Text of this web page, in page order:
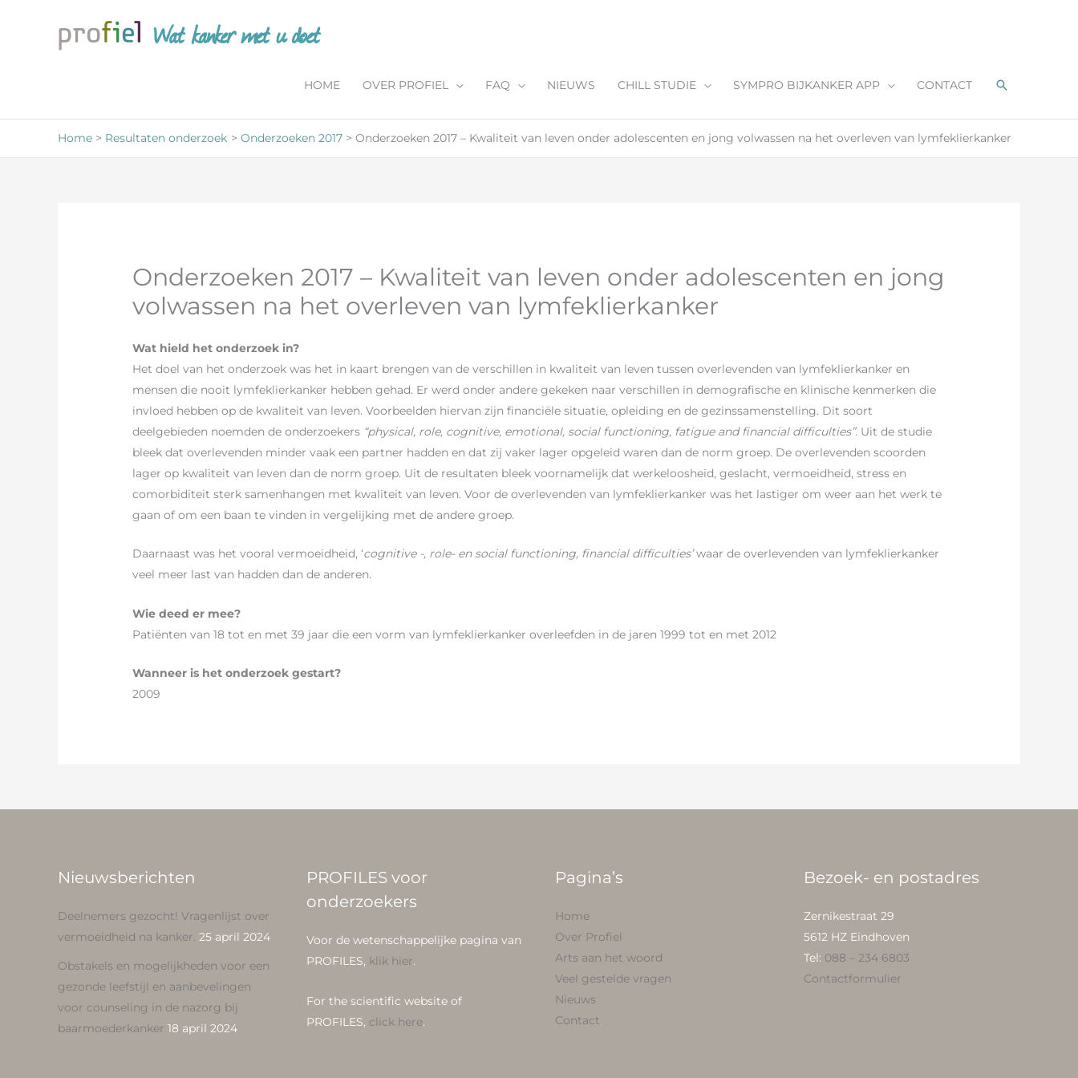
Wat kanker met u doet
HOME OVER PROFIEL FAQ NIEUWS CHILL STUDIE SYMPRO BIJKANKER APP CONTACT Zoeken
Home Resultaten onderzoek Onderzoeken 2017 Onderzoeken 2017 – Kwaliteit van leven onder adolescenten en jong volwassen na het overleven van lymfeklierkanker
Onderzoeken 2017 – Kwaliteit van leven onder adolescenten en jong
volwassen na het overleven van lymfeklierkanker
Wat hield het onderzoek in?
Het doel van het onderzoek was het in kaart brengen van de verschillen in kwaliteit van leven tussen overlevenden van lymfeklierkanker en
mensen die nooit lymfeklierkanker hebben gehad. Er werd onder andere gekeken naar verschillen in demografische en klinische kenmerken die
invloed hebben op de kwaliteit van leven. Voorbeelden hiervan zijn financiële situatie, opleiding en de gezinssamenstelling. Dit soort
deelgebieden noemden de onderzoekers “physical, role, cognitive, emotional, social functioning, fatigue and financial difficulties”. Uit de studie
bleek dat overlevenden minder vaak een partner hadden en dat zij vaker lager opgeleid waren dan de norm groep. De overlevenden scoorden
lager op kwaliteit van leven dan de norm groep. Uit de resultaten bleek voornamelijk dat werkeloosheid, geslacht, vermoeidheid, stress en
comorbiditeit sterk samenhangen met kwaliteit van leven. Voor de overlevenden van lymfeklierkanker was het lastiger om weer aan het werk te
gaan of om een baan te vinden in vergelijking met de andere groep.
Daarnaast was het vooral vermoeidheid, ‘cognitive -, role- en social functioning, financial difficulties’waar de overlevenden van lymfeklierkanker
veel meer last van hadden dan de anderen.
Wie deed er mee?
Patiënten van 18 tot en met 39 jaar die een vorm van lymfeklierkanker overleefden in de jaren 1999 tot en met 2012
Wanneer is het onderzoek gestart?
2009
Nieuwsberichten
Deelnemers gezocht! Vragenlijst over
vermoeidheid na kanker. 25 april 2024
Obstakels en mogelijkheden voor een
gezonde leefstijl en aanbevelingen
voor counseling in de nazorg bij
baarmoederkanker 18 april 2024
PROFILES voor
onderzoekers
Voor de wetenschappelijke pagina van
PROFILES, klik hier.
For the scientific website of
PROFILES, click here.
Pagina’s
Home
Over Profiel
Arts aan het woord
Veel gestelde vragen
Nieuws
Contact
Bezoek- en postadres
Zernikestraat 29
5612 HZ Eindhoven
Tel: 088 – 234 6803
Contactformulier